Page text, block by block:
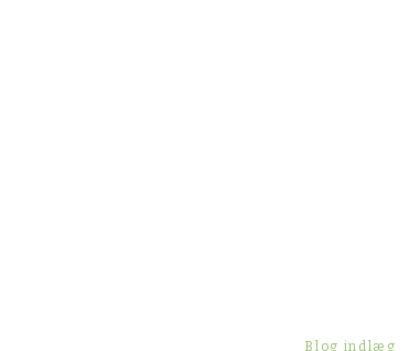
Blog indlæg